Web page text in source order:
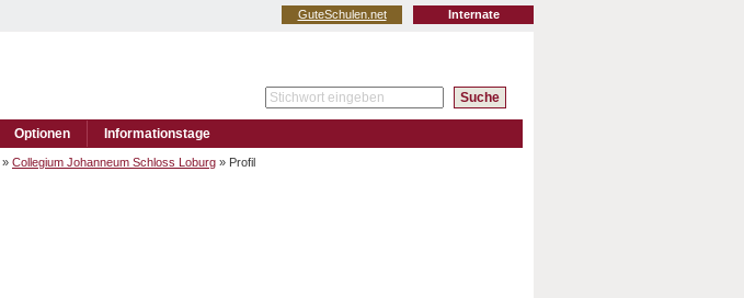
Internate
GuteSchulen.net
Optionen Informationstage
» Collegium Johanneum Schloss Loburg » Profil